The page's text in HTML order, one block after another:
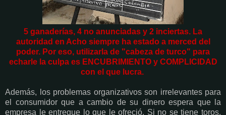
5 ganaderías, 4 no anunciadas y 2 inciertas. La
autoridad en Acho siempre ha estado a merced del
poder. Por eso, utilizarla de "cabeza de turco" para
echarle la culpa es ENCUBRIMIENTO y COMPLICIDAD
con el que lucra.
Además, los problemas organizativos son irrelevantes para
el consumidor que a cambio de su dinero espera que la
empresa le entregue lo que le ofreció. Si no se tiene toros,